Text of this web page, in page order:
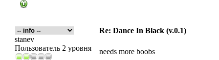
Re: Dance In Black (v.0.1)
stanev
Пользователь 2 уровня
needs more boobs